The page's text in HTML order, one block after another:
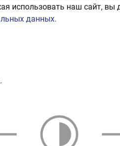
использовать наш сайт, вы
данных.